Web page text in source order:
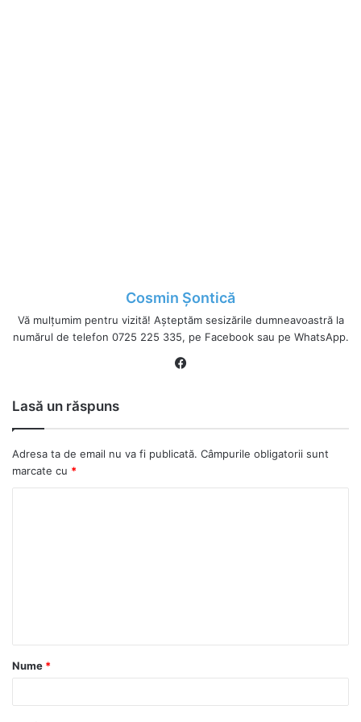
Cosmin Șontică
Vă mulțumim pentru vizită! Așteptăm sesizările dumneavoastră la
numărul de telefon 0725 225 335, pe Facebook sau pe WhatsApp.
Lasă un răspuns
Adresa ta de email nu va fi publicată. Câmpurile obligatorii sunt
marcate cu *
a
r
Nume *